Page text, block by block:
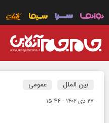
بین الملل عمومی
۲۷ دی ۱۴۰۲ - ۱۵:۴۴